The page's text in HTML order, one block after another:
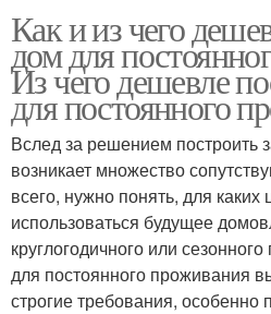
Как и из чего
дом для
Из чего дешевле
для постоянного
Вслед за решением построить
возникает множество
всего, нужно понять, для каких
использоваться будущее
круглогодичного или
для постоянного проживания
строгие требования, особенно